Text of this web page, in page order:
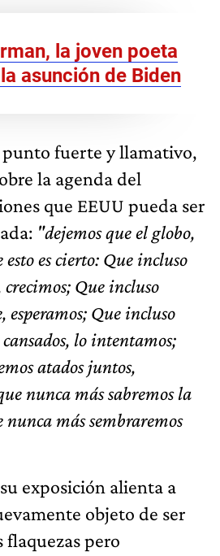
la joven poeta
asunción de Biden
punto fuerte y llamativo,
la agenda del
que EEUU pueda ser
"dejemos que el globo,
es cierto: Que incluso
Que incluso
esperamos; Que incluso
lo intentamos;
atados juntos,
nunca más sabremos la
más sembraremos
exposición alienta a
objeto de ser
flaquezas pero